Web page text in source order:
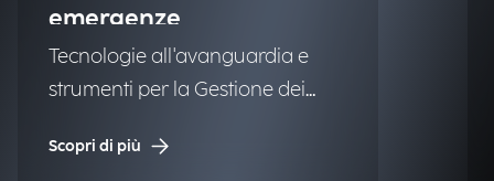
emergenze
Tecnologie all'avanguardia e
strumenti per la Gestione dei
Scopri di più